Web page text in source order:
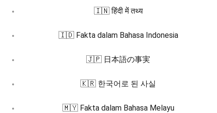
🇮🇳 हिंदी में तथ्य
🇮🇩 Fakta dalam Bahasa Indonesia
🇯🇵 日本語の事実
🇰🇷 한국어로 된 사실
🇲🇾 Fakta dalam Bahasa Melayu